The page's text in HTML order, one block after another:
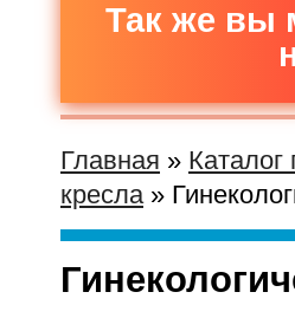
Так же вы
Главная » Каталог
кресла»